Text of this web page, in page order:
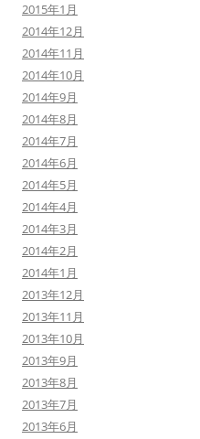
2015年1月
2014年12月
2014年11月
2014年10月
2014年9月
2014年8月
2014年7月
2014年6月
2014年5月
2014年4月
2014年3月
2014年2月
2014年1月
2013年12月
2013年11月
2013年10月
2013年9月
2013年8月
2013年7月
2013年6月